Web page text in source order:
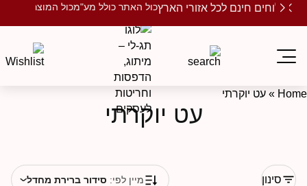
חינם לכל אזורי הארץכול האתר כולל מע"מכול המוצרים
»עט יוקרתי
עט יוקרתי
סינון מיין לפי:סידור ברירת מחדל